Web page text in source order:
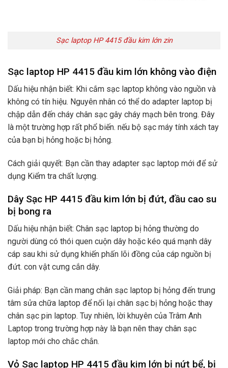
Sạc laptop HP 4415 đầu kim lớn zin
Sạc laptop HP 4415 đầu kim lớn không vào điện
Dấu hiệu nhận biết: Khi cắm sạc laptop không vào nguồn và
không có tín hiệu. Nguyên nhân có thể do adapter laptop bị
chập dẫn đến cháy chân sạc gây cháy mạch bên trong. Đây
là một trường hợp rất phổ biến. nếu bộ sạc máy tính xách tay
của bạn bị hỏng hoặc bị hỏng.
Cách giải quyết: Bạn cần thay adapter sạc laptop mới để sử
dụng Kiểm tra chất lượng.
Dây Sạc HP 4415 đầu kim lớn bị đứt, đầu cao su
bị bong ra
Dấu hiệu nhận biết: Chân sạc laptop bị hỏng thường do
người dùng có thói quen cuộn dây hoặc kéo quá mạnh dây
cáp sau khi sử dụng khiến phấn lõi đồng của cáp nguồn bị
đứt. con vật cưng cắn dây.
Giải pháp: Bạn cần mang chân sạc laptop bị hỏng đến trung
tâm sửa chữa laptop để nối lại chân sạc bị hỏng hoặc thay
chân sạc pin laptop. Tuy nhiên, lời khuyên của Trâm Anh
Laptop trong trường hợp này là bạn nên thay chân sạc
laptop mới cho chắc chắn.
Vỏ Sạc laptop HP 4415 đầu kim lớn bị nứt bể, bị